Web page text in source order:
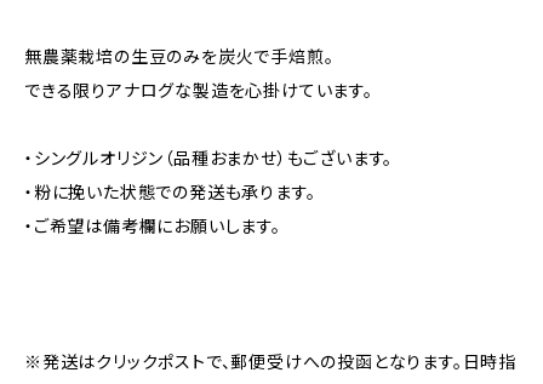
無農薬栽培の生豆のみを炭火で手焙煎。
できる限りアナログな製造を心掛けています。
・シングルオリジン（品種おまかせ）もございます。
・粉に挽いた状態での発送も承ります。
・ご希望は備考欄にお願いします。
※発送はクリックポストで、郵便受けへの投函となります。日時指